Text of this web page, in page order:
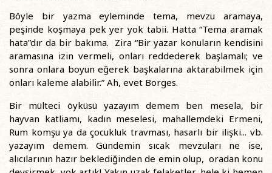
Böyle bir yazma eyleminde tema, mevzu aramaya,
peşinde koşmaya pek yer yok tabii. Hatta “Tema aramak
hata”dır da bir bakıma. Zira “Bir yazar konuların kendisini
aramasına izin vermeli, onları reddederek başlamalı; ve
sonra onlara boyun eğerek başkalarına aktarabilmek için
onları kaleme alabilir.” Ah, evet Borges.
Bir mülteci öyküsü yazayım demem ben mesela, bir
hayvan katliamı, kadın meselesi, mahallemdeki Ermeni,
Rum komşu ya da çocukluk travması, hasarlı bir ilişki... vb.
yazayım demem. Gündemin sıcak mevzuları ne ise,
alıcılarının hazır beklediğinden de emin olup, oradan konu